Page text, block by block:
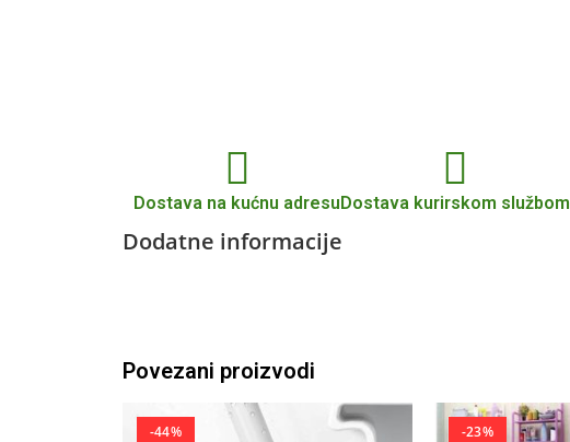
Dostava na kućnu adresuDostava kurirskom službom
Dodatne informacije
Povezani proizvodi
-44% -23%